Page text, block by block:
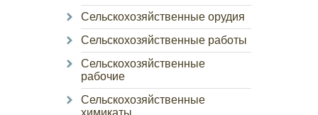
Сельскохозяйственные орудия
Сельскохозяйственные работы
Сельскохозяйственные
рабочие
Сельскохозяйственные
химикаты